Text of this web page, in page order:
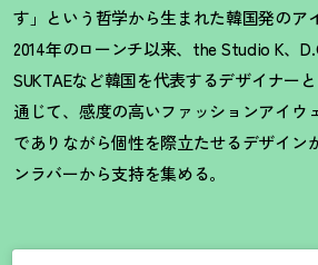
す」という哲学から生まれた韓国発のア
2014年のローンチ以来、the Studio K、
SUKTAEなど韓国を代表するデザイナー
通じて、感度の高いファッションアイウ
でありながら個性を際立たせるデザイン
ンラバーから支持を集める。